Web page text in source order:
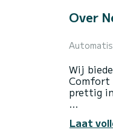
Over
Wij
Comfort
prettig
een
Laat